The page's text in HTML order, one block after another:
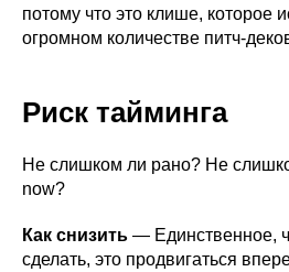
потому что это клише, которое
огромном количестве питч-
Риск тайминга
Не слишком ли рано? Не
now?
Как снизить — Единственное,
сделать, это продвигаться